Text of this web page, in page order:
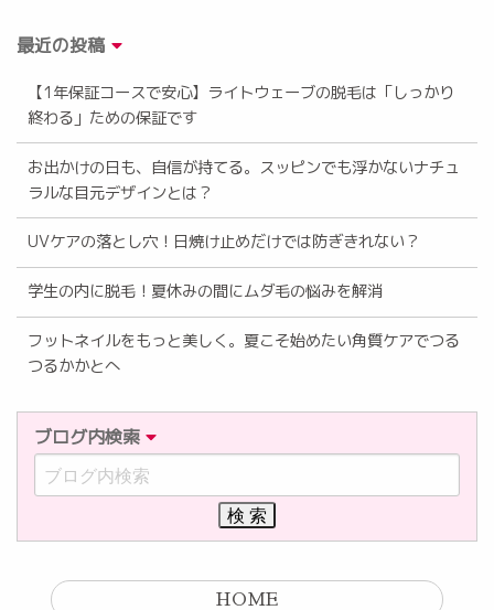
最近の投稿
【1年保証コースで安心】ライトウェーブの脱毛は「しっかり
終わる」ための保証です
お出かけの日も、自信が持てる。スッピンでも浮かないナチュ
ラルな目元デザインとは？
UVケアの落とし穴！日焼け止めだけでは防ぎきれない？
学生の内に脱毛！夏休みの間にムダ毛の悩みを解消
フットネイルをもっと美しく。夏こそ始めたい角質ケアでつる
つるかかとへ
ブログ内検索
HOME